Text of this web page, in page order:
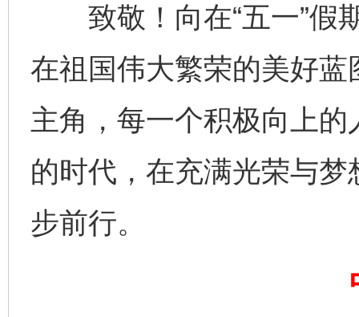
致敬！向在“五一”假
在祖国伟大繁荣的美好
主角，每一个积极向上
的时代，在充满光荣与
步前行。
完善运行机制助力责任有效落实 一纸欠